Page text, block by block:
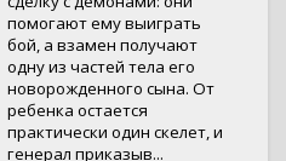
помогают ему выиграть
бой, а взамен получают
одну из частей тела его
новорожденного сына. От
ребенка остается
практически один скелет, и
генерал приказыв...